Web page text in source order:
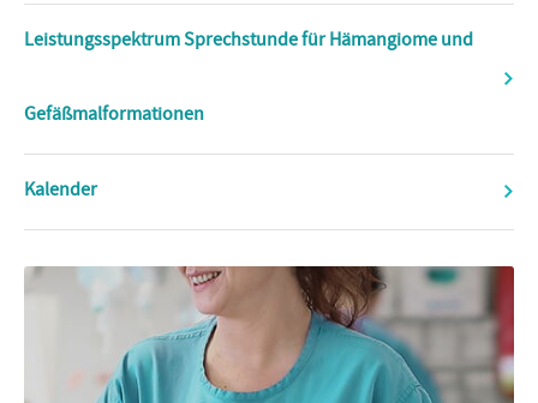
Leistungsspektrum Sprechstunde für Hämangiome und
Gefäßmalformationen
Kalender